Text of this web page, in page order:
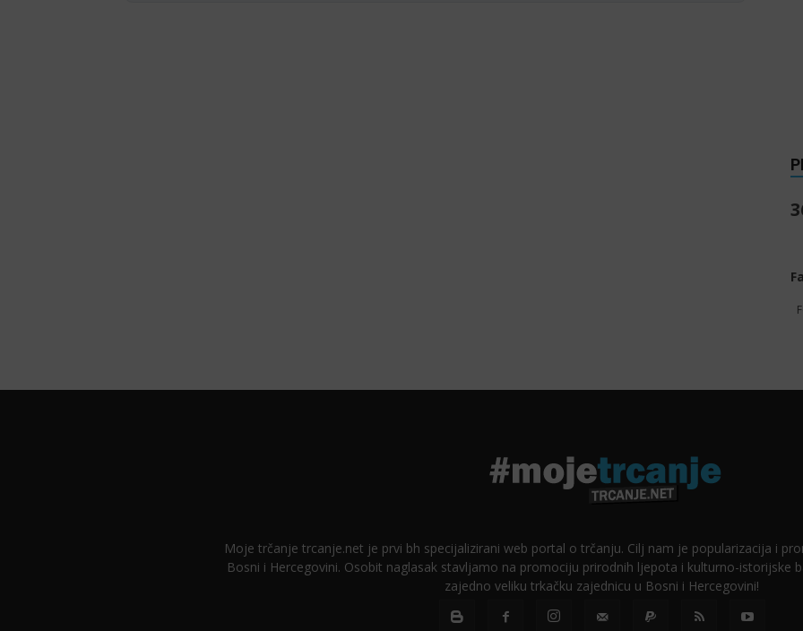
Moje trčanje trcanje.net je prvi bh specijalizirani web portal o trčanju. Cilj nam je popularizacija i
Bosni i Hercegovini. Osobit naglasak stavljamo na promociju prirodnih ljepota i kulturno-istorijske
zajedno veliku trkačku zajednicu u Bosni i Hercegovini!